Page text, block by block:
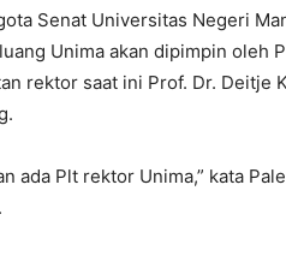
Senat Universitas Negeri
Unima akan dipimpin oleh
rektor saat ini Prof. Dr. Deitje
ada Plt rektor Unima,” kata